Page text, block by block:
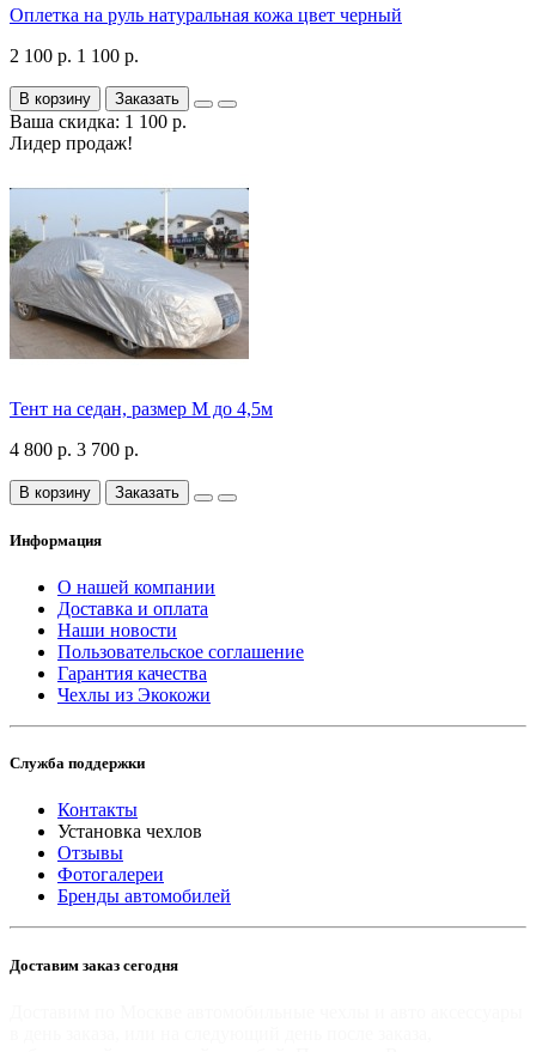
Оплетка на руль натуральная кожа цвет черный
2 100 р. 1 100 р.
В корзину Заказать
Ваша скидка: 1 100 р.
Лидер продаж!
Тент на седан, размер М до 4,5м
4 800 р. 3 700 р.
В корзину Заказать
Информация
О нашей компании
Доставка и оплата
Наши новости
Пользовательское соглашение
Гарантия качества
Чехлы из Экокожи
Служба поддержки
Контакты
Установка чехлов
Отзывы
Фотогалереи
Бренды автомобилей
Доставим заказ сегодня